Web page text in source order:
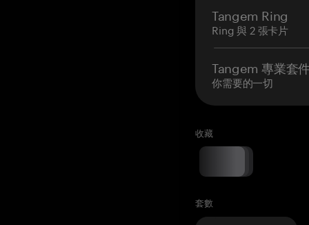
Tangem Ring
Ring 與 2 張卡片
Tangem 專業套
你需要的一切
收藏
套數